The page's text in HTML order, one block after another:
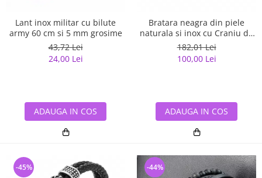
Lant inox militar cu bilute
army 60 cm si 5 mm grosime
43,72 Lei
24,00 Lei
ADAUGA IN COS
Bratara neagra din piele
naturala si inox cu Craniu de
Viking
182,01 Lei
100,00 Lei
ADAUGA IN COS
-45% -44%